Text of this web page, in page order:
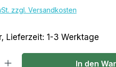
zzgl. Versandkosten
Lieferzeit: 1-3 Werktage
Gib den gewünschten Wert ein
In den